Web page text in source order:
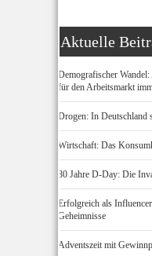
Aktuelle
Demografischer
für den Arbeitsmarkt
Drogen: In
Wirtschaft: Das
80 Jahre D-Day: Die
Erfolgreich als
Geheimnisse
Adventszeit mit